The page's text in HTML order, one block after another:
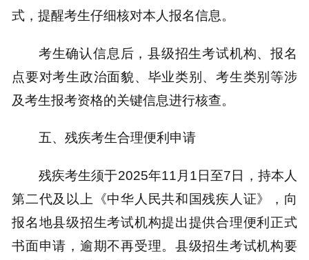
式，提醒考生仔细核对本人报名信息。
考生确认信息后，县级招生考试机构、报名
点要对考生政治面貌、毕业类别、考生类别等涉
及考生报考资格的关键信息进行核查。
五、残疾考生合理便利申请
残疾考生须于2025年11月1日至7日，持本人
第二代及以上《中华人民共和国残疾人证》，向
报名地县级招生考试机构提出提供合理便利正式
书面申请，逾期不再受理。县级招生考试机构要